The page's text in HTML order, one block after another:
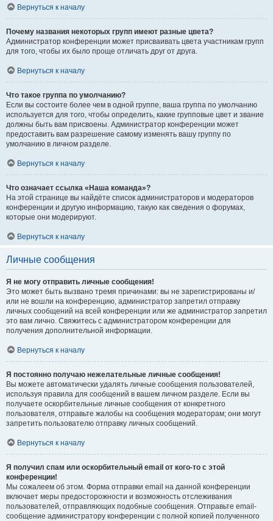
Вернуться к началу
Почему названия некоторых групп имеют разные цвета?
Администратор конференции может присваивать цвета участникам групп
для того, чтобы их было проще отличать друг от друга.
Вернуться к началу
Что такое группа по умолчанию?
Если вы состоите более чем в одной группе, ваша группа по умолчанию
используется для того, чтобы определить, какие групповые цвет и звание
должны быть вам присвоены. Администратор конференции может
предоставить вам разрешение самому изменять вашу группу по
умолчанию в личном разделе.
Вернуться к началу
Что означает ссылка «Наша команда»?
На этой странице вы найдёте список администраторов и модераторов
конференции и другую информацию, такую как сведения о форумах,
которые они модерируют.
Вернуться к началу
Личные сообщения
Я не могу отправить личные сообщения!
Это может быть вызвано тремя причинами: вы не зарегистрированы и/
или не вошли на конференцию, администратор запретил отправку
личных сообщений на всей конференции или же администратор запретил
это вам лично. Свяжитесь с администратором конференции для
получения дополнительной информации.
Вернуться к началу
Я постоянно получаю нежелательные личные сообщения!
Вы можете автоматически удалять личные сообщения пользователей,
используя правила для сообщений в вашем личном разделе. Если вы
получаете оскорбительные личные сообщения от конкретного
пользователя, отправьте жалобы на сообщения модераторам; они могут
запретить пользователю отправку личных сообщений.
Вернуться к началу
Я получил спам или оскорбительный email от кого-то с этой
конференции!
Мы сожалеем об этом. Форма отправки email на данной конференции
включает меры предосторожности и возможность отслеживания
пользователей, отправляющих подобные сообщения. Отправьте email-
сообщение администратору конференции с полной копией полученного